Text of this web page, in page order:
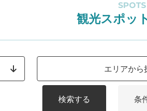
SPOTS
観光スポッ
エリアから
検索する 条